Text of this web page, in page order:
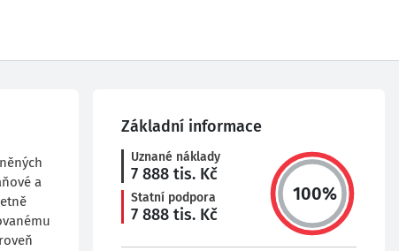
Twitter
a
Základní informace
Uznané náklady
7 888 tis. Kč
Statní podpora
7 888 tis. Kč
100%